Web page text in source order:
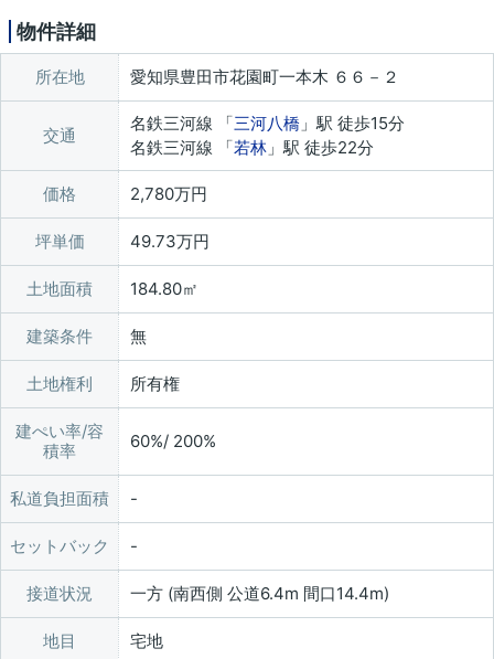
物件詳細
所在地 愛知県豊田市花園町一本木 ６６－２
交通
名鉄三河線 「三河八橋 」駅 徒歩15分
名鉄三河線 「若林 」駅 徒歩22分
価格 2,780万円
坪単価 49.73万円
土地面積 184.80㎡
建築条件 無
土地権利 所有権
建ぺい率/容
積率
60%/ 200%
私道負担面積
セットバック
接道状況 一方 (南西側 公道6.4m 間口14.4m)
地目 宅地